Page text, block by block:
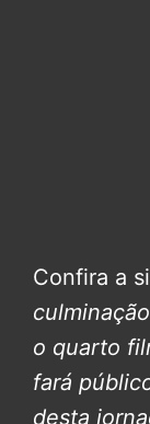
Confira a
o quarto
fará
desta